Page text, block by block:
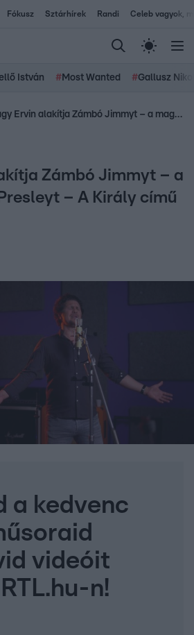
Fókusz Sztárhírek Randi Celeb vagyok,
István # Most Wanted #Gallusz
Nagy Ervin alakítja Zámbó Jimmyt – a magyar Elvis Presleyt – A Király című sorozatban
Zámbó Jimmyt – a
– A Király című
a kedvenc
videóit
n!